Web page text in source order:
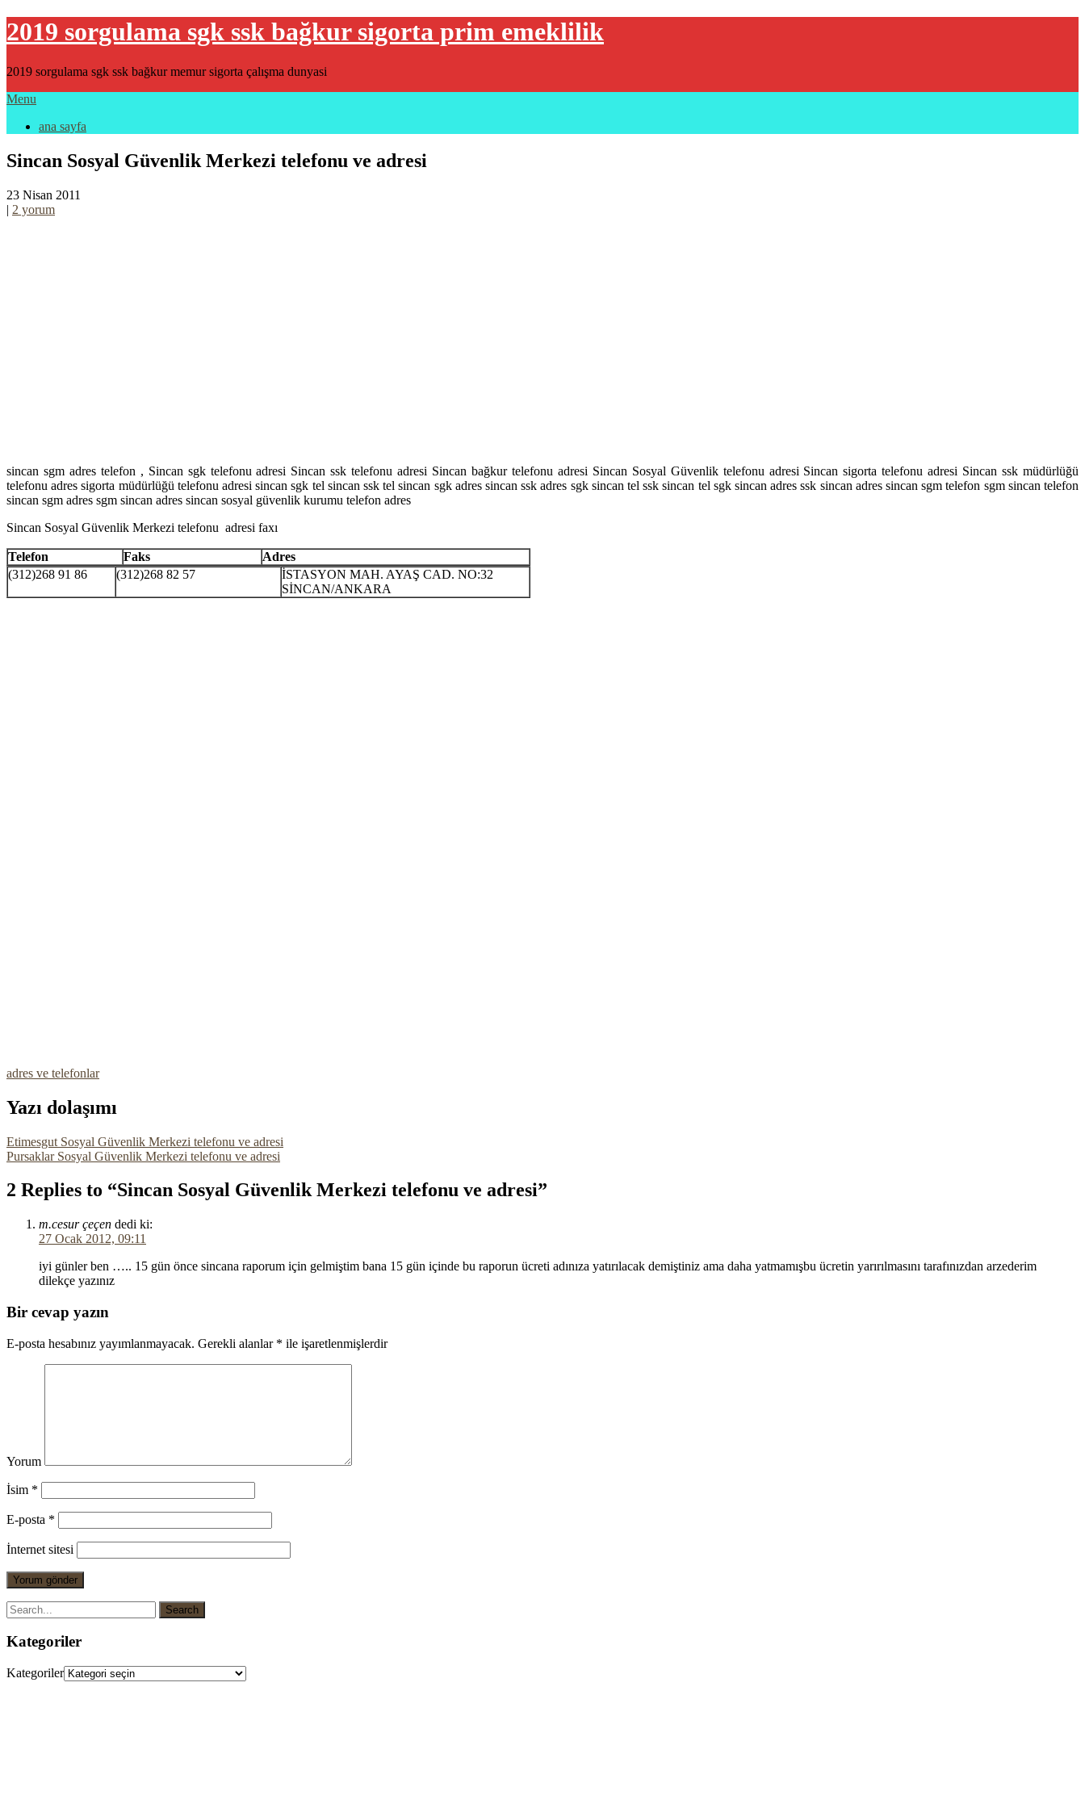
2019 sorgulama sgk ssk bağkur sigorta prim emeklilik
2019 sorgulama sgk ssk bağkur memur sigorta çalışma dunyasi
Menu
ana sayfa
Sincan Sosyal Güvenlik Merkezi telefonu ve adresi
23 Nisan 2011
| 2 yorum
sincan sgm adres telefon , Sincan sgk telefonu adresi Sincan ssk telefonu adresi Sincan bağkur telefonu adresi Sincan Sosyal Güvenlik telefonu adresi Sincan sigorta telefonu adresi Sincan ssk müdürlüğü
telefonu adres sigorta müdürlüğü telefonu adresi sincan sgk tel sincan ssk tel sincan sgk adres sincan ssk adres sgk sincan tel ssk sincan tel sgk sincan adres ssk sincan adres sincan sgm telefon sgm sincan telefon
sincan sgm adres sgm sincan adres sincan sosyal güvenlik kurumu telefon adres
Sincan Sosyal Güvenlik Merkezi telefonu adresi faxı
Telefon Faks
Adres
(312)268 91 86
(312)268 82 57
İSTASYON MAH. AYAŞ CAD. NO:32
SİNCAN/ANKARA
adres ve telefonlar
Yazı dolaşımı
Etimesgut Sosyal Güvenlik Merkezi telefonu ve adresi
Pursaklar Sosyal Güvenlik Merkezi telefonu ve adresi
2 Replies to “Sincan Sosyal Güvenlik Merkezi telefonu ve adresi”
m.cesur çeçen dedi ki:
27 Ocak 2012, 09:11
iyi günler ben ….. 15 gün önce sincana raporum için gelmiştim bana 15 gün içinde bu raporun ücreti adınıza yatırılacak demiştiniz ama daha yatmamışbu ücretin yarırılmasını tarafınızdan arzederim
dilekçe yazınız
Bir cevap yazın
E-posta hesabınız yayımlanmayacak. Gerekli alanlar * ile işaretlenmişlerdir
Yorum
İsim *
E-posta *
İnternet sitesi
Kategoriler
Kategoriler